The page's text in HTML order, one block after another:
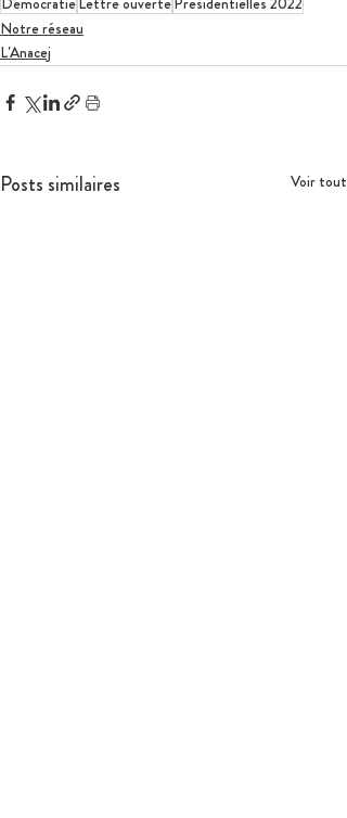
Notre réseau
L'Anacej
Posts similaires Voir tout